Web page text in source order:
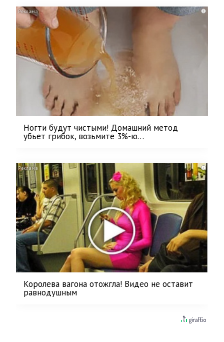
i
Ногти будут чистыми! Домашний метод
убьет грибок, возьмите 3%-ю…
i
Королева вагона отожгла! Видео не оставит
равнодушным